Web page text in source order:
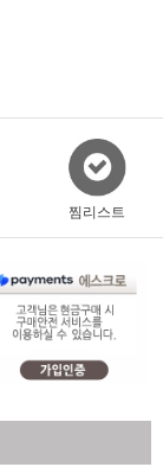
찜리스트